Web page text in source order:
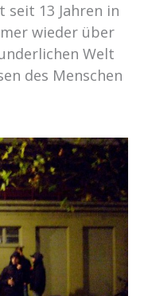
seit 13 Jahren in
wieder über
Welt
des Menschen